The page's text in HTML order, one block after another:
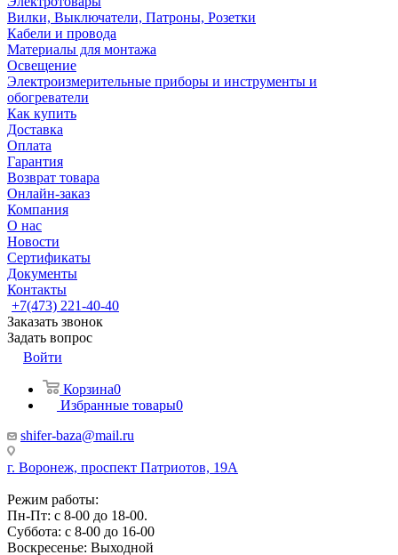
Вилки, Выключатели, Патроны, Розетки
Кабели и провода
Материалы для монтажа
Освещение
Электроизмерительные приборы и инструменты и
обогреватели
Как купить
Доставка
Оплата
Гарантия
Возврат товара
Онлайн-заказ
Компания
О нас
Новости
Сертификаты
Документы
Контакты
+7(473) 221-40-40
Заказать звонок
Задать вопрос
Войти
Корзина0
Избранные товары0
shifer-baza@mail.ru
г. Воронеж, проспект Патриотов, 19А
Режим работы:
Пн-Пт: с 8-00 до 18-00.
Суббота: с 8-00 до 16-00
Воскресенье: Выходной